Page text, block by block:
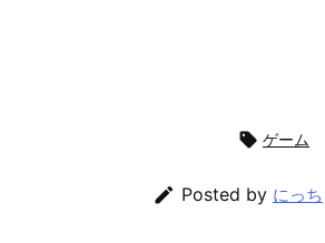
 ゲーム
 Posted by にっち